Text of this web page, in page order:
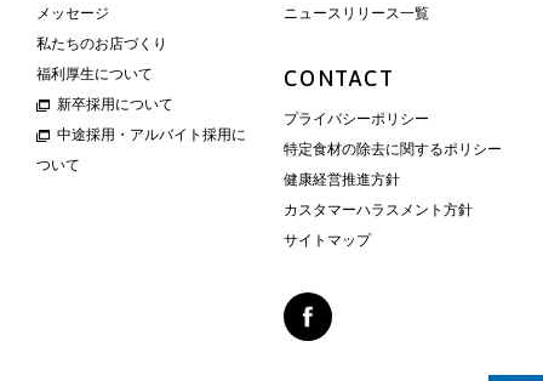
メッセージ
私たちのお店づくり
福利厚生について
新卒採用について
中途採用・アルバイト採用に
ついて
ニュースリリース一覧
CONTACT
プライバシーポリシー
特定食材の除去に関するポリシー
健康経営推進方針
カスタマーハラスメント方針
サイトマップ